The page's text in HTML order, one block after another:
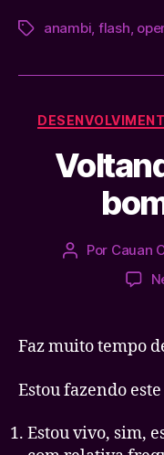
Tagsanambi flash
Autor
Por Cauan
Faz muito tempo
Estou fazendo
Estou vivo, sim,